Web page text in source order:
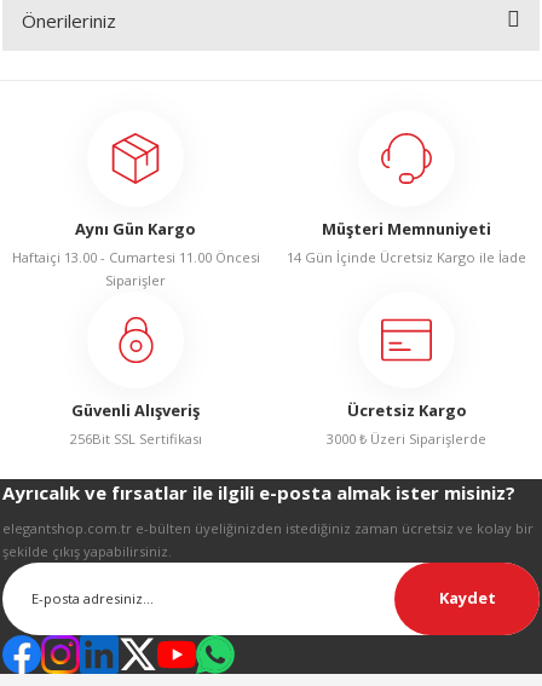
Önerileriniz
Görüş ve önerileriniz için teşekkür ederiz.
Ürün açıklamasında eksik bilgiler bulunuyor.
Ürün bilgilerinde hatalar bulunuyor.
Ürün fiyatı diğer sitelerden daha pahalı.
Bu ürüne benzer farklı alternatifler olmalı.
Gönder
Aynı Gün Kargo
Haftaiçi 13.00 - Cumartesi 11.00 Öncesi
Siparişler
Müşteri Memnuniyeti
14 Gün İçinde Ücretsiz Kargo ile İade
Güvenli Alışveriş
256Bit SSL Sertifikası
Ücretsiz Kargo
3000 ₺ Üzeri Siparişlerde
Ayrıcalık ve fırsatlar ile ilgili e-posta almak ister misiniz?
elegantshop.com.tr e-bülten üyeliğinizden istediğiniz zaman ücretsiz ve kolay bir
şekilde çıkış yapabilirsiniz.
Kaydet